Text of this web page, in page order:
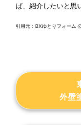
ば、紹介したいと思
引用元：BXゆとりフォーム
外壁